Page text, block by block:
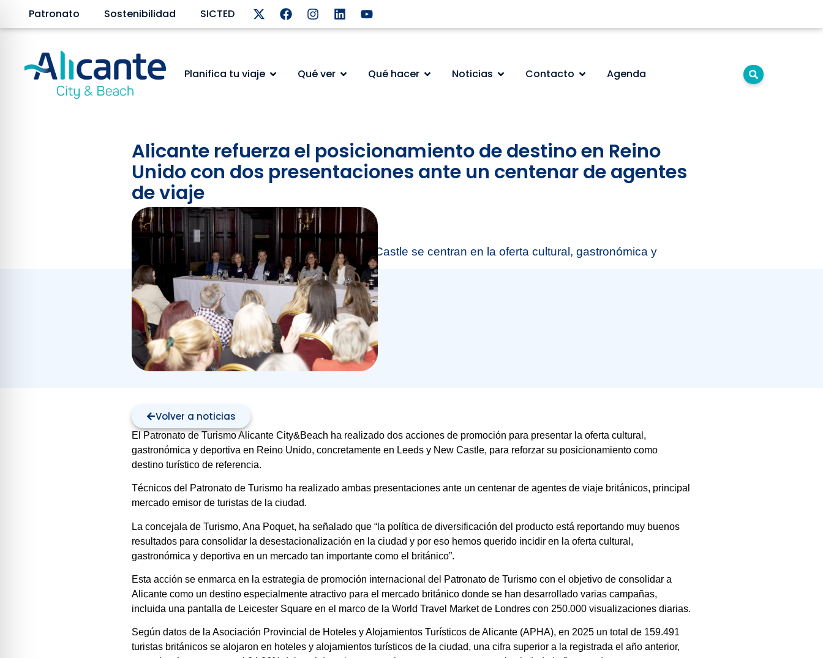
Patronato Sostenibilidad SICTED
Planifica tu viaje Qué ver Qué hacer Noticias Contacto Agenda
Alicante refuerza el posicionamiento de destino en Reino
Unido con dos presentaciones ante un centenar de agentes
de viaje
Febrero 4, 2026
Las acciones promocionales en Leeds y New Castle se centran en la oferta cultural, gastronómica y
deportiva de Alicante
Volver a noticias
El Patronato de Turismo Alicante City&Beach ha realizado dos acciones de promoción para presentar la oferta cultural,
gastronómica y deportiva en Reino Unido, concretamente en Leeds y New Castle, para reforzar su posicionamiento como
destino turístico de referencia.
Técnicos del Patronato de Turismo ha realizado ambas presentaciones ante un centenar de agentes de viaje británicos, principal
mercado emisor de turistas de la ciudad.
La concejala de Turismo, Ana Poquet, ha señalado que “la política de diversificación del producto está reportando muy buenos
resultados para consolidar la desestacionalización en la ciudad y por eso hemos querido incidir en la oferta cultural,
gastronómica y deportiva en un mercado tan importante como el británico”.
Esta acción se enmarca en la estrategia de promoción internacional del Patronato de Turismo con el objetivo de consolidar a
Alicante como un destino especialmente atractivo para el mercado británico donde se han desarrollado varias campañas,
incluida una pantalla de Leicester Square en el marco de la World Travel Market de Londres con 250.000 visualizaciones diarias.
Según datos de la Asociación Provincial de Hoteles y Alojamientos Turísticos de Alicante (APHA), en 2025 un total de 159.491
turistas británicos se alojaron en hoteles y alojamientos turísticos de la ciudad, una cifra superior a la registrada el año anterior,